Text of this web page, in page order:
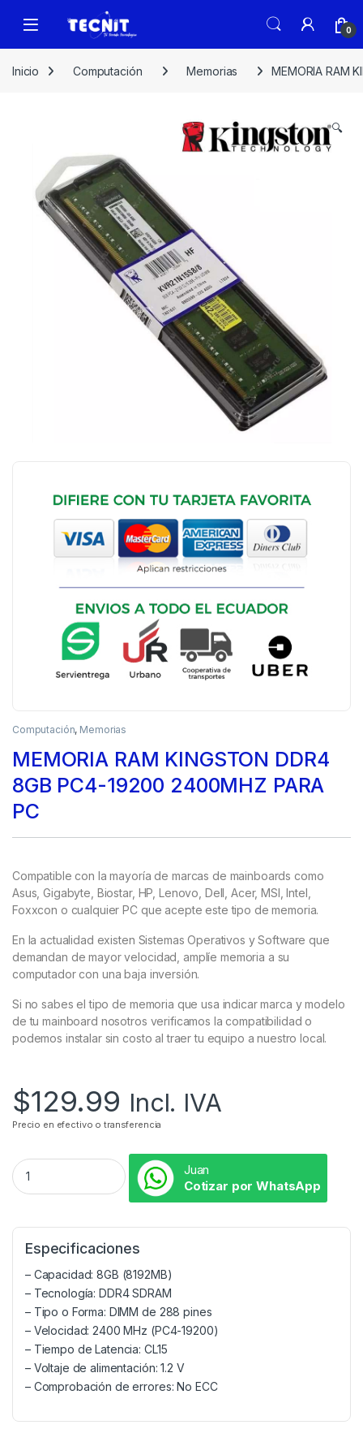
0
Inicio Computación Memorias MEMORIA RAM
🔍
Computación, Memorias
MEMORIA RAM KINGSTON DDR4
8GB PC4-19200 2400MHZ PARA
PC
Compatible con la mayoría de marcas de mainboards como
Asus, Gigabyte, Biostar, HP, Lenovo, Dell, Acer, MSI, Intel,
Foxxcon o cualquier PC que acepte este tipo de memoria.
En la actualidad existen Sistemas Operativos y Software que
demandan de mayor velocidad, amplíe memoria a su
computador con una baja inversión.
Si no sabes el tipo de memoria que usa indicar marca y modelo
de tu mainboard nosotros verificamos la compatibilidad o
podemos instalar sin costo al traer tu equipo a nuestro local.
$129.99 Incl. IVA
Precio en efectivo o transferencia
Juan
Cotizar por WhatsApp
Especificaciones
– Capacidad: 8GB (8192MB)
– Tecnología: DDR4 SDRAM
– Tipo o Forma: DIMM de 288 pines
– Velocidad: 2400 MHz (PC4-19200)
– Tiempo de Latencia: CL15
– Voltaje de alimentación: 1.2 V
– Comprobación de errores: No ECC